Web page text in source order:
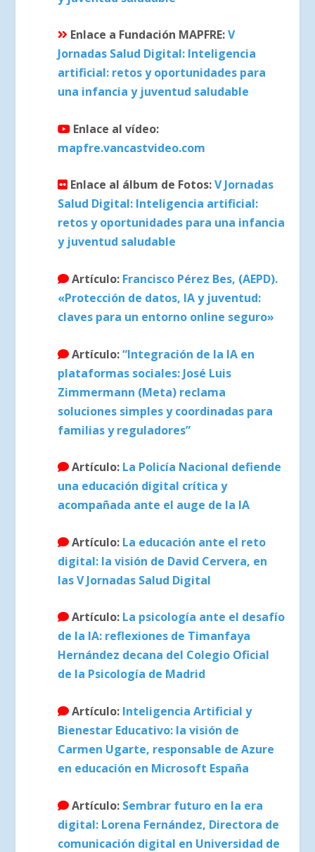
Enlace a Fundación MAPFRE:V
Jornadas Salud Digital: Inteligencia
artificial: retos y oportunidades para
una infancia y juventud saludable
Enlace al vídeo:
mapfre.vancastvideo.com
Enlace al álbum de Fotos: V Jornadas
Salud Digital: Inteligencia artificial:
retos y oportunidades para una infancia
y juventud saludable
Artículo: Francisco Pérez Bes, (AEPD).
«Protección de datos, IA y juventud:
claves para un entorno online seguro»
Artículo:“Integración de la IA en
plataformas sociales: José Luis
Zimmermann (Meta) reclama
soluciones simples y coordinadas para
familias y reguladores”
Artículo: La Policía Nacional defiende
una educación digital crítica y
acompañada ante el auge de la IA
Artículo: La educación ante el reto
digital: la visión de David Cervera, en
las V Jornadas Salud Digital
Artículo: La psicología ante el desafío
de la IA: reflexiones de Timanfaya
Hernández decana del Colegio Oficial
de la Psicología de Madrid
Artículo: Inteligencia Artificial y
Bienestar Educativo: la visión de
Carmen Ugarte, responsable de Azure
en educación en Microsoft España
Artículo: Sembrar futuro en la era
digital: Lorena Fernández, Directora de
comunicación digital en Universidad de